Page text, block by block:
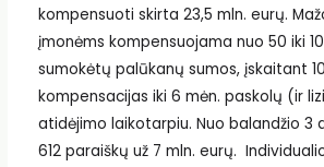
kompensuoti skirta 23,5 mln. eurų.
įmonėms kompensuojama nuo 50 iki
sumokėtų palūkanų sumos, įskaitant
kompensacijas iki 6 mėn. paskolų (ir
atidėjimo laikotarpiu. Nuo balandžio 3
612 paraiškų už 7 mln. eurų.